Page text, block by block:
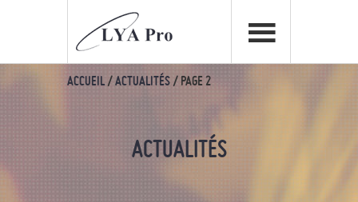
ACCUEIL/ACTUALITÉS/PAGE 2
ACTUALITÉS